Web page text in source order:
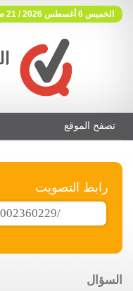
الخميس 6 أغسطس 2026 / 21 صفر 1448
فوتنج فري موقع تصويت
تصفح الموقع
رابط التصويت
السؤال